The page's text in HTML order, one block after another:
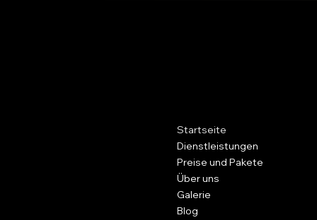
Startseite
Dienstleistungen
Preise und Pakete
Über uns
Galerie
Blog